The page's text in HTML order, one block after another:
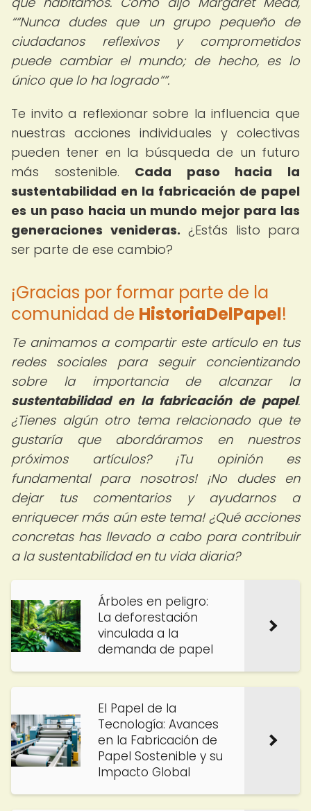
“Nunca dudes que un grupo pequeño de
ciudadanos reflexivos y comprometidos
puede cambiar el mundo; de hecho, es lo
único que lo ha logrado” .
Te invito a reflexionar sobre la influencia que
nuestras acciones individuales y colectivas
pueden tener en la búsqueda de un futuro
más sostenible. Cada paso hacia la
sustentabilidad en la fabricación de papel
es un paso hacia un mundo mejor para las
generaciones venideras. ¿Estás listo para
ser parte de ese cambio?
¡Gracias por formar parte de la
comunidad de HistoriaDelPapel!
Te animamos a compartir este artículo en tus
redes sociales para seguir concientizando
sobre la importancia de alcanzar la
sustentabilidad en la fabricación de papel.
¿Tienes algún otro tema relacionado que te
gustaría que abordáramos en nuestros
próximos artículos? ¡Tu opinión es
fundamental para nosotros! ¡No dudes en
dejar tus comentarios y ayudarnos a
enriquecer más aún este tema! ¿Qué acciones
concretas has llevado a cabo para contribuir
a la sustentabilidad en tu vida diaria?
Árboles en peligro:
La deforestación
vinculada a la
demanda de papel
El Papel de la
Tecnología: Avances
en la Fabricación de
Papel Sostenible y su
Impacto Global